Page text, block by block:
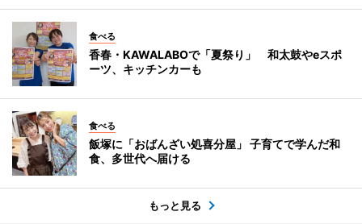
食べる
香春・KAWALABOで「夏祭り」 和太鼓やeスポ
ーツ、キッチンカーも
食べる
飯塚に「おばんざい処喜分屋」 子育てで学んだ和
食、多世代へ届ける
もっと見る